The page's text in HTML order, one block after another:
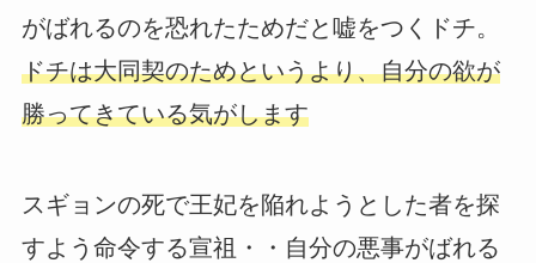
がばれるのを恐れたためだと嘘をつくドチ。
ドチは大同契のためというより、自分の欲が
勝ってきている気がします
スギョンの死で王妃を陥れようとした者を探
すよう命令する宣祖・・自分の悪事がばれる